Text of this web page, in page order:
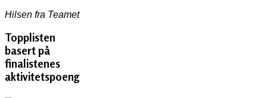
Hilsen fra Teamet
Topplisten
basert på
finalistenes
aktivitetspoeng